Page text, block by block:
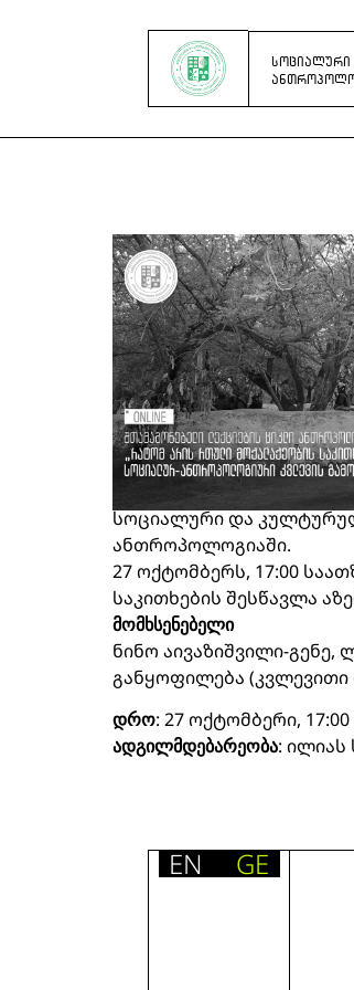
სოციალური და
ანთროპოლოგიაში.
27 ოქტომბერს, 17:00
საკითხების შესწავლა
მომხსენებელი
ნინო აივაზიშვილი-
განყოფილება (კვლევითი
დრო: 27 ოქტომბერი,
ადგილმდებარეობა: ილიას
EN GE